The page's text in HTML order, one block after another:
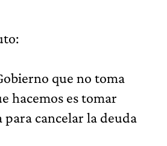
que no toma
hacemos es tomar
para cancelar la deuda